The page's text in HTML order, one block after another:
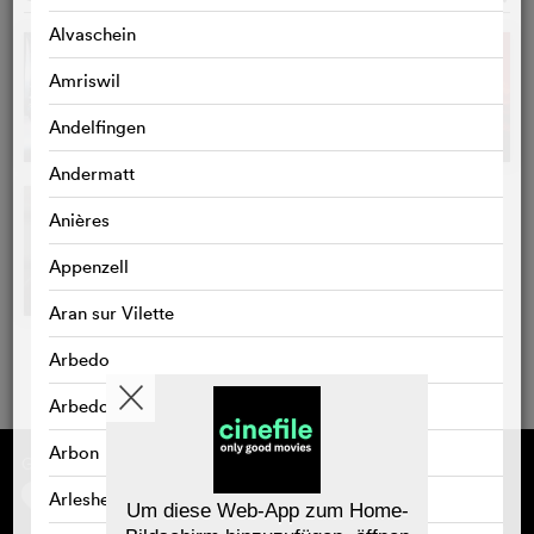
Alvaschein
Amriswil
Andelfingen
Andermatt
Anières
Appenzell
Aran sur Vilette
Arbedo
Arbedo-Castione
Arbon
Arlesheim
Gefördert von
Newsletter
Häufig gestellte Fragen (FAQ)
Um diese Web-App zum Home-